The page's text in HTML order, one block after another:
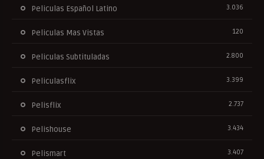
Peliculas Español Latino 3.036
Peliculas Mas Vistas 120
Peliculas Subtituladas 2.800
Peliculasflix 3.399
Pelisflix 2.737
Pelishouse 3.434
Pelismart 3.407